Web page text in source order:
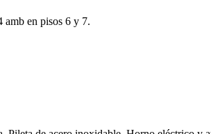
amb en pisos 6 y 7.